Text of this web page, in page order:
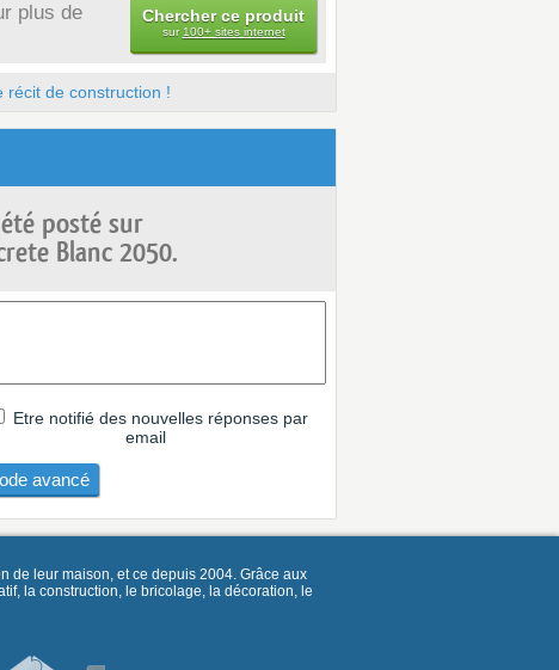
plus de
Chercher ce produit
sur 100+ sites internet
récit de construction !
posté sur
Blanc 2050.
Etre notifié des nouvelles réponses par
email
avancé
de leur maison, et ce depuis 2004. Grâce aux
la construction, le bricolage, la décoration, le